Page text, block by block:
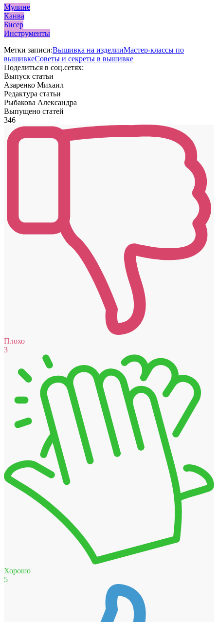
Мулине
Канва
Бисер
Инструменты
Метки записи:Вышивка на изделииМастер-классы по
вышивкеСоветы и секреты в вышивке
Поделиться в соц.сетях:
Выпуск статьи
Азаренко Михаил
Редактура статьи
Рыбакова Александра
Выпущено статей
346
Плохо
3
Хорошо
5